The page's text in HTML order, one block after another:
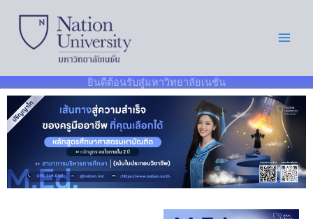
content
ยินดีต้อนรับสู่มหาวิทยาลัยเนชั่น